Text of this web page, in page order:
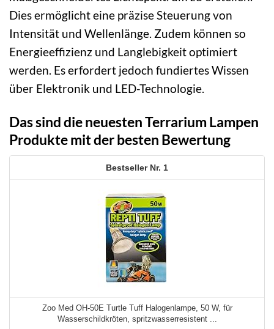
Dies ermöglicht eine präzise Steuerung von
Intensität und Wellenlänge. Zudem können so
Energieeffizienz und Langlebigkeit optimiert
werden. Es erfordert jedoch fundiertes Wissen
über Elektronik und LED-Technologie.
Das sind die neuesten Terrarium Lampen
Produkte mit der besten Bewertung
1
Zoo Med OH-50E Turtle Tuff Halogenlampe, 50 W, für
Wasserschildkröten, spritzwasserresistent ...